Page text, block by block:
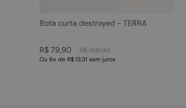
Bota curta destroyed - TERRA
R$ 199,90
R$ 79,90
Ou 6x de R$ 13,31 sem juros